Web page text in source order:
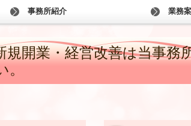
事務所紹介 業務
規開業・経営改善は当事務